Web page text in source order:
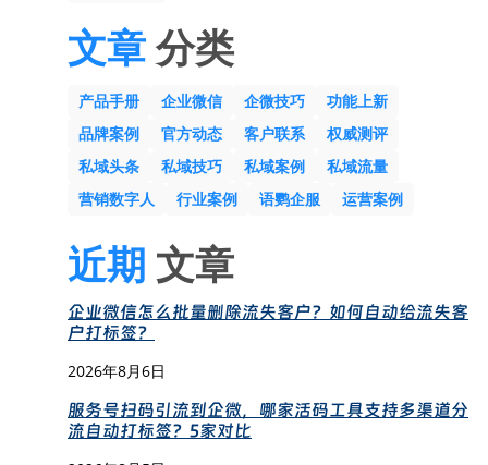
文章分类
产品手册 企业微信 企微技巧
功能上新
品牌案例
官方动态 客户联系
权威测评
私域头条
私域技巧 私域案例
私域流量
营销数字人
行业案例 语鹦企服 运营案例
近期 文章
企业微信怎么批量删除流失客户？如何自动给流失客
户打标签？
2026年8月6日
服务号扫码引流到企微，哪家活码工具支持多渠道分
流自动打标签？5家对比